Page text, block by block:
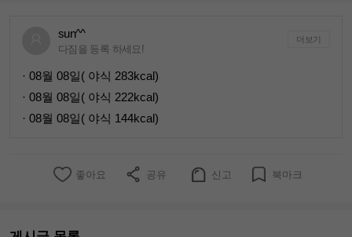
sun^^
다짐을 등록 하세요!
더보기
· 08월 08일( 야식 283kcal)
· 08월 08일( 야식 222kcal)
· 08월 08일( 야식 144kcal)
좋아요 공유 신고 북마크